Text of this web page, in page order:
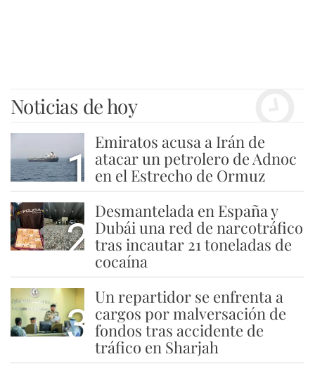
Noticias de hoy
1
Emiratos acusa a Irán de
atacar un petrolero de Adnoc
en el Estrecho de Ormuz
2
Desmantelada en España y
Dubái una red de narcotráfico
tras incautar 21 toneladas de
cocaína
3
Un repartidor se enfrenta a
cargos por malversación de
fondos tras accidente de
tráfico en Sharjah